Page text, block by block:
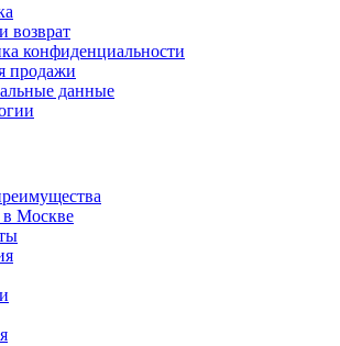
возврат
конфиденциальности
продажи
данные
в Москве